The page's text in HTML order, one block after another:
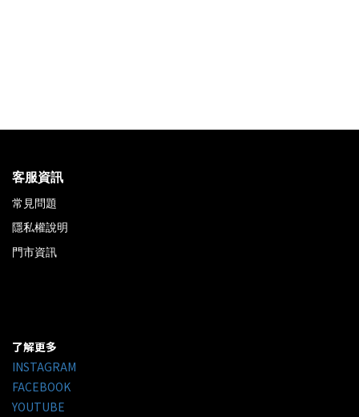
客服資訊
常見問題
隱私權說明
門市資訊
了解更多
INSTAGRAM
FACEBOOK
YOUTUBE